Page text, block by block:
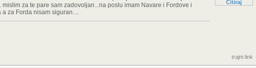
Citiraj
za te pare sam zadovoljan...na poslu imam Navare i Fordove i
za Forda nisam siguran....
trajni link